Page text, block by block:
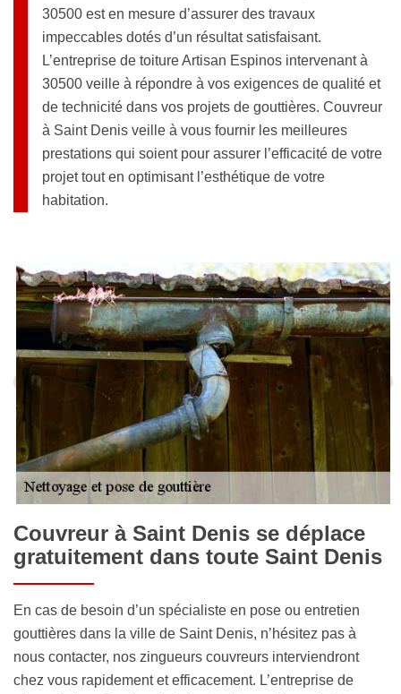
30500 est en mesure d’assurer des travaux
impeccables dotés d’un résultat satisfaisant.
L’entreprise de toiture Artisan Espinos intervenant à
30500 veille à répondre à vos exigences de qualité et
de technicité dans vos projets de gouttières. Couvreur
à Saint Denis veille à vous fournir les meilleures
prestations qui soient pour assurer l’efficacité de votre
projet tout en optimisant l’esthétique de votre
habitation.
Couvreur à Saint Denis se déplace
gratuitement dans toute Saint Denis
En cas de besoin d’un spécialiste en pose ou entretien
gouttières dans la ville de Saint Denis, n’hésitez pas à
nous contacter, nos zingueurs couvreurs interviendront
chez vous rapidement et efficacement. L’entreprise de